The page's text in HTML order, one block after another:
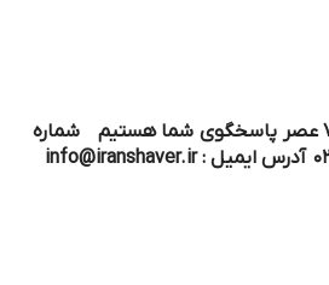
ایام هفته : ۱۰ صبح – ۷ عصر پاسخگوی شما هستیم شماره